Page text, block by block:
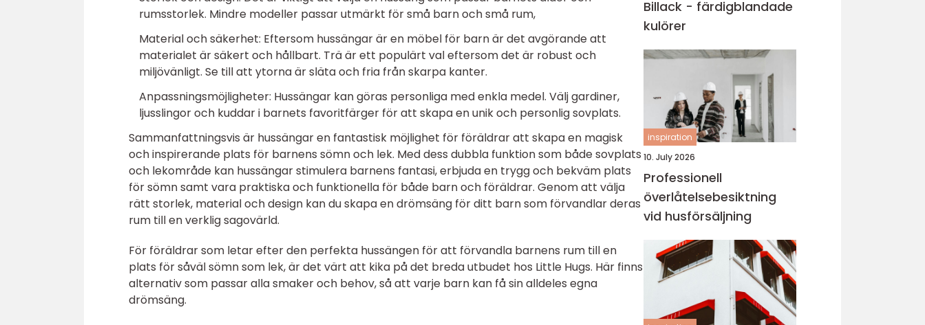
rumsstorlek. Mindre modeller passar utmärkt för små barn och små rum,
Material och säkerhet: Eftersom hussängar är en möbel för barn är det avgörande att
materialet är säkert och hållbart. Trä är ett populärt val eftersom det är robust och
miljövänligt. Se till att ytorna är släta och fria från skarpa kanter.
Anpassningsmöjligheter: Hussängar kan göras personliga med enkla medel. Välj gardiner,
ljusslingor och kuddar i barnets favoritfärger för att skapa en unik och personlig sovplats.
Sammanfattningsvis är hussängar en fantastisk möjlighet för föräldrar att skapa en magisk
och inspirerande plats för barnens sömn och lek. Med dess dubbla funktion som både sovplats
och lekområde kan hussängar stimulera barnens fantasi, erbjuda en trygg och bekväm plats
för sömn samt vara praktiska och funktionella för både barn och föräldrar. Genom att välja
rätt storlek, material och design kan du skapa en drömsäng för ditt barn som förvandlar deras
rum till en verklig sagovärld.
För föräldrar som letar efter den perfekta hussängen för att förvandla barnens rum till en
plats för såväl sömn som lek, är det värt att kika på det breda utbudet hos Little Hugs. Här finns
alternativ som passar alla smaker och behov, så att varje barn kan få sin alldeles egna
drömsäng.
Billack - färdigblandade
kulörer
inspiration
10. July 2026
Professionell
överlåtelsebesiktning
vid husförsäljning